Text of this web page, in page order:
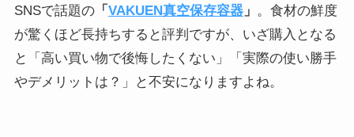
SNSで話題の「 VAKUEN真空保存容器」 。食材の鮮度
が驚くほど長持ちすると評判ですが、いざ購入となる
と「高い買い物で後悔したくない」「実際の使い勝手
やデメリットは？」と不安になりますよね。